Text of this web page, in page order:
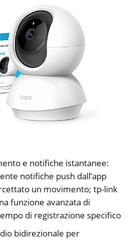
e notifiche istantanee:
notifiche push dall’app
un movimento; tp-link
funzione avanzata di
di registrazione specifico
bidirezionale per